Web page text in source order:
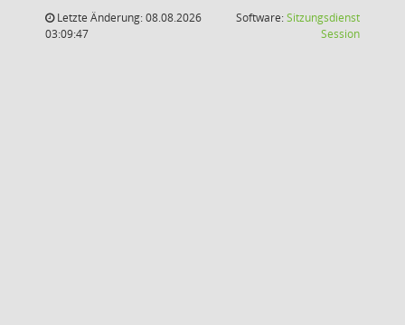
Letzte Änderung: 08.08.2026
03:09:47
Software:Sitzungsdienst
Session(Wird in